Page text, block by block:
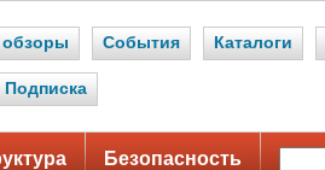
обзоры События Каталоги
Подписка
Безопасность